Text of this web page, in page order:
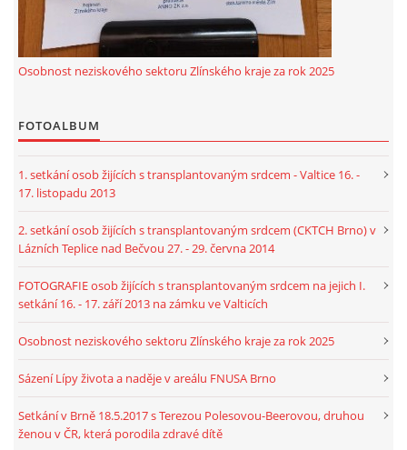
Osobnost neziskového sektoru Zlínského kraje za rok 2025
FOTOALBUM
1. setkání osob žijících s transplantovaným srdcem - Valtice 16. -
17. listopadu 2013
2. setkání osob žijících s transplantovaným srdcem (CKTCH Brno) v
Lázních Teplice nad Bečvou 27. - 29. června 2014
FOTOGRAFIE osob žijících s transplantovaným srdcem na jejich I.
setkání 16. - 17. září 2013 na zámku ve Valticích
Osobnost neziskového sektoru Zlínského kraje za rok 2025
Sázení Lípy života a naděje v areálu FNUSA Brno
Setkání v Brně 18.5.2017 s Terezou Polesovou-Beerovou, druhou
ženou v ČR, která porodila zdravé dítě